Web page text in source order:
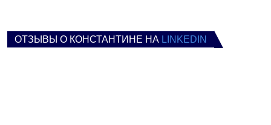
ОТЗЫВЫ О КОНСТАНТИНЕ НА LINKEDIN